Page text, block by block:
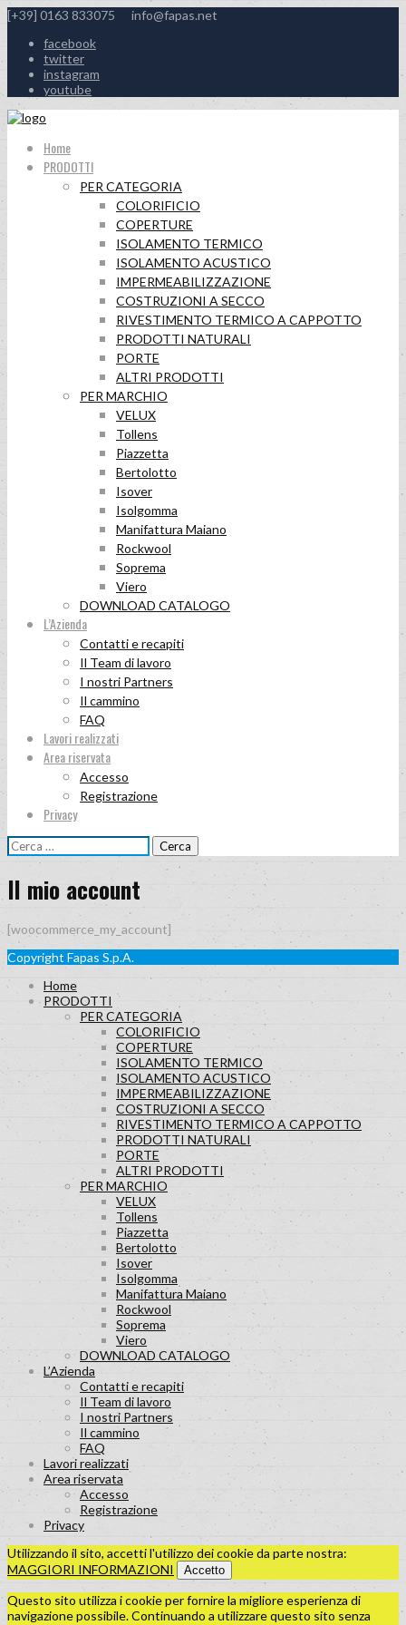
[+39] 0163 833075
info@fapas.net
facebook
twitter
instagram
youtube
Home
PRODOTTI
PER CATEGORIA
COLORIFICIO
COPERTURE
ISOLAMENTO TERMICO
ISOLAMENTO ACUSTICO
IMPERMEABILIZZAZIONE
COSTRUZIONI A SECCO
RIVESTIMENTO TERMICO A CAPPOTTO
PRODOTTI NATURALI
PORTE
ALTRI PRODOTTI
PER MARCHIO
VELUX
Tollens
Piazzetta
Bertolotto
Isover
Isolgomma
Manifattura Maiano
Rockwool
Soprema
Viero
DOWNLOAD CATALOGO
L’Azienda
Contatti e recapiti
Il Team di lavoro
I nostri Partners
Il cammino
FAQ
Lavori realizzati
Area riservata
Accesso
Registrazione
Privacy
Ricerca
per:
Il mio account
[woocommerce_my_account]
Copyright Fapas S.p.A.
Home
PRODOTTI
PER CATEGORIA
COLORIFICIO
COPERTURE
ISOLAMENTO TERMICO
ISOLAMENTO ACUSTICO
IMPERMEABILIZZAZIONE
COSTRUZIONI A SECCO
RIVESTIMENTO TERMICO A CAPPOTTO
PRODOTTI NATURALI
PORTE
ALTRI PRODOTTI
PER MARCHIO
VELUX
Tollens
Piazzetta
Bertolotto
Isover
Isolgomma
Manifattura Maiano
Rockwool
Soprema
Viero
DOWNLOAD CATALOGO
L’Azienda
Contatti e recapiti
Il Team di lavoro
I nostri Partners
Il cammino
FAQ
Lavori realizzati
Area riservata
Accesso
Registrazione
Privacy
Utilizzando il sito, accetti l'utilizzo dei cookie da parte nostra:
MAGGIORI INFORMAZIONI
Accetto
Questo sito utilizza i cookie per fornire la migliore esperienza di
navigazione possibile. Continuando a utilizzare questo sito senza